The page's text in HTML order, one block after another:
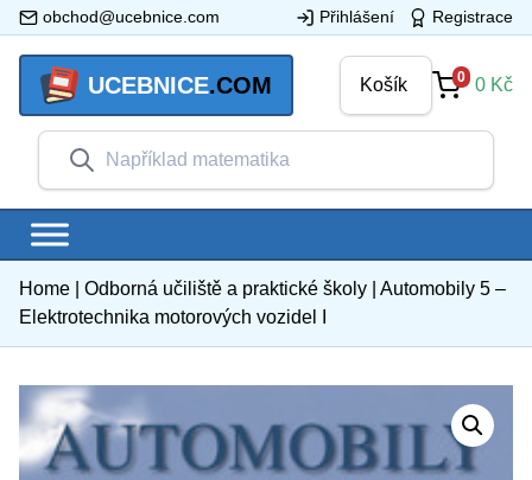
obchod@ucebnice.com Přihlášení Registrace
UCEBNICE.COM Košík 0 0 Kč
Home Odborná učiliště a praktické školy
Automobily 5 –
Elektrotechnika motorových vozidel I